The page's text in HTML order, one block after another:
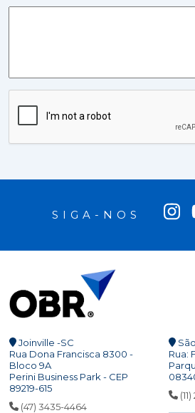
SIGA-NOS
Joinville -SC
Rua Dona Francisca 8300 -
Bloco 9A
Perini Business Park - CEP
89219-615
(47) 3435-4464
Rua: